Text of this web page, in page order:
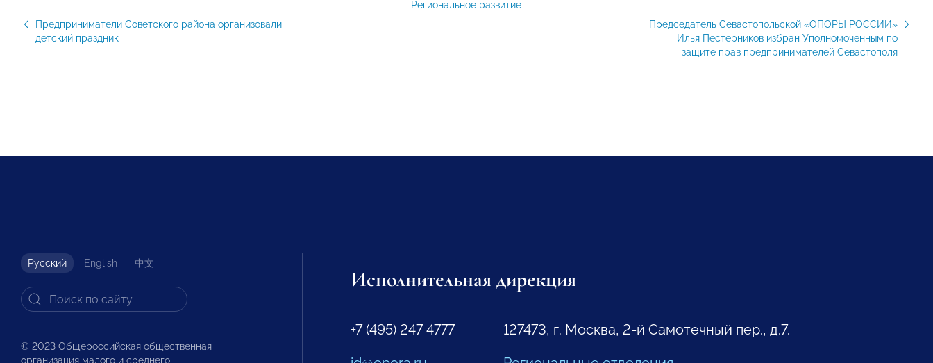
Предприниматели Советского района организовали
детский праздник
Председатель Севастопольской «ОПОРЫ РОССИИ»
Илья Пестерников избран Уполномоченным по
защите прав предпринимателей Севастополя
Региональное развитие
Русский English 中文
© 2023 Общероссийская общественная
организация малого и среднего
Исполнительная дирекция
+7 (495) 247 4777
127473, г. Москва, 2-й Самотечный пер., д.7.